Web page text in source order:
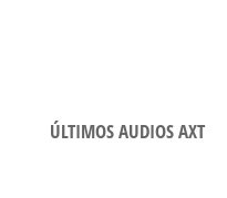
ÚLTIMOS AUDIOS AXT